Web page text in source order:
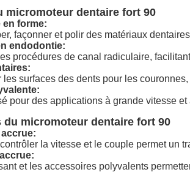
micromoteur dentaire fort 90
en forme:
façonner et polir des matériaux
endodontie:
procédures de canal radiculaire,
les surfaces des dents pour les
pour des applications à grande vitesse
du micromoteur dentaire fort 90
la vitesse et le couple permet un
et les accessoires polyvalents